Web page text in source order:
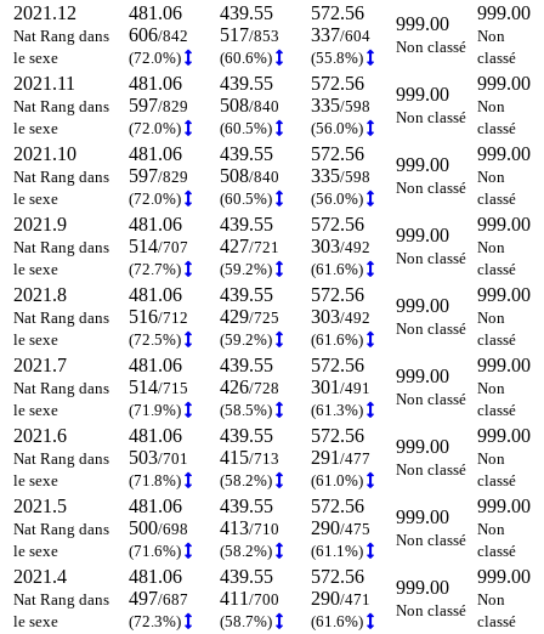
2021.12
Nat Rang dans
le sexe
481.06
606/842
(72.0%)
439.55
517/853
(60.6%)
572.56
337/604
(55.8%)
999.00
Non classé
999.00
Non
classé
2021.11
Nat Rang dans
le sexe
481.06
597/829
(72.0%)
439.55
508/840
(60.5%)
572.56
335/598
(56.0%)
999.00
Non classé
999.00
Non
classé
2021.10
Nat Rang dans
le sexe
481.06
597/829
(72.0%)
439.55
508/840
(60.5%)
572.56
335/598
(56.0%)
999.00
Non classé
999.00
Non
classé
2021.9
Nat Rang dans
le sexe
481.06
514/707
(72.7%)
439.55
427/721
(59.2%)
572.56
303/492
(61.6%)
999.00
Non classé
999.00
Non
classé
2021.8
Nat Rang dans
le sexe
481.06
516/712
(72.5%)
439.55
429/725
(59.2%)
572.56
303/492
(61.6%)
999.00
Non classé
999.00
Non
classé
2021.7
Nat Rang dans
le sexe
481.06
514/715
(71.9%)
439.55
426/728
(58.5%)
572.56
301 /491
(61.3%)
999.00
Non classé
999.00
Non
classé
2021.6
Nat Rang dans
le sexe
481.06
503/701
(71.8%)
439.55
415/713
(58.2%)
572.56
291 /477
(61.0%)
999.00
Non classé
999.00
Non
classé
2021.5
Nat Rang dans
le sexe
481.06
500/698
(71.6%)
439.55
413/710
(58.2%)
572.56
290/475
(61.1%)
999.00
Non classé
999.00
Non
classé
2021.4
Nat Rang dans
le sexe
481.06
497/687
(72.3%)
439.55
411 /700
(58.7%)
572.56
290/471
(61.6%)
999.00
Non classé
999.00
Non
classé